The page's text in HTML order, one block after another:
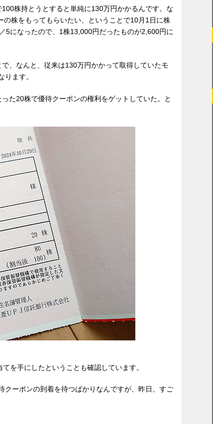
株持とうとすると単純に130万円かかるんです。な
株をもってもらいたい、ということで10月1日に株
5になったので、1株13,000円だったものが2,600円に
、なんと、従来は130万円かかって取得していたモ
ます。
た20株で優待クーポンの権利をゲットしていた。と
を手にしたということも確認しています。
ーポンの到着を待つばかりなんですが、昨日、すご